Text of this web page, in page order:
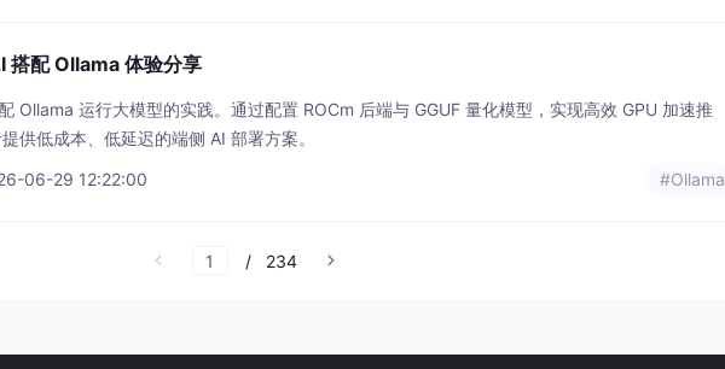
搭配 Ollama 体验分享
Ollama 运行大模型的实践。通过配置 ROCm 后端与 GGUF 量化模型，实现高效 GPU 加速推
供低成本、低延迟的端侧 AI 部署方案。
06-29 12:22:00 #Ollama
/ 234